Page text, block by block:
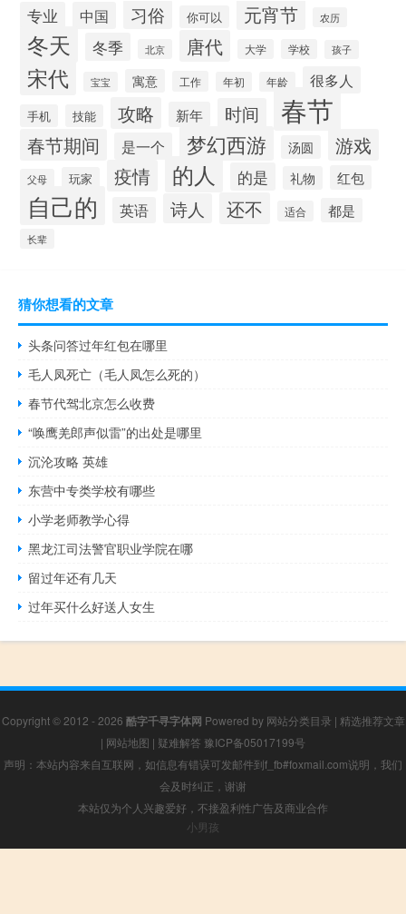
专业 中国 习俗 你可以 元宵节 农历
冬天 冬季 北京 唐代 大学 学校 孩子
宋代 宝宝 寓意 工作 年初 年龄 很多人
手机 技能 攻略 新年 时间 春节
春节期间 是一个 梦幻西游 汤圆 游戏
父母 玩家 疫情 的人 的是 礼物 红包
自己的 英语 诗人 还不 适合 都是
长辈
猜你想看的文章
头条问答过年红包在哪里
毛人凤死亡（毛人凤怎么死的）
春节代驾北京怎么收费
“唤鹰羌郎声似雷”的出处是哪里
沉沦攻略 英雄
东营中专类学校有哪些
小学老师教学心得
黑龙江司法警官职业学院在哪
留过年还有几天
过年买什么好送人女生
Copyright © 2012 - 2026 酷字千寻字体网 Powered by 网站分类目录 | 精选推荐文章
| 网站地图 | 疑难解答 豫ICP备05017199号
声明：本站内容来自互联网，如信息有错误可发邮件到f_fb#foxmail.com说明，我们
会及时纠正，谢谢
本站仅为个人兴趣爱好，不接盈利性广告及商业合作
小男孩